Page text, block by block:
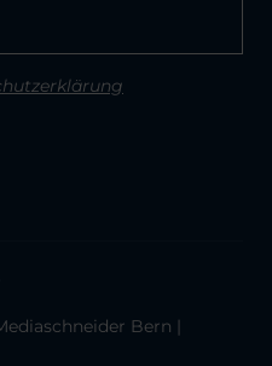
Bern |